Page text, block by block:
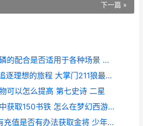
下一篇 »
原神迪奥娜与香磷的配合是否适用于各种场景 原神迪奥娜娜
大掌门11狼搭配追逐理想的旅程 大掌门211狼最强阵容
可以怎么提高 第七史诗 二星
怎么在梦幻西游中获取150书铁 怎么在梦幻西游互通版里填新手礼包码
少年三国志2没有充值是否有办法获取金将 少年三国志没用的神兵怎么办